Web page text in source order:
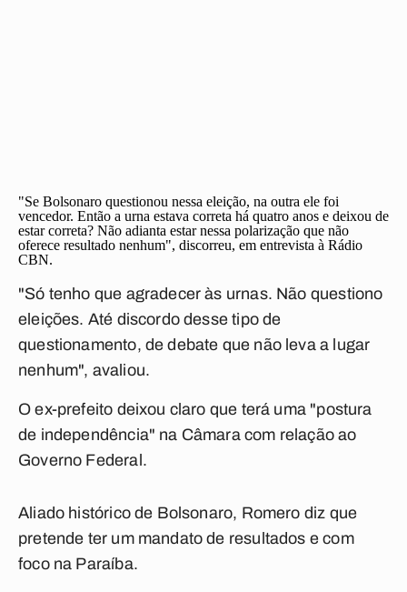
"Se Bolsonaro questionou nessa eleição, na outra ele foi
vencedor. Então a urna estava correta há quatro anos e deixou de
estar correta? Não adianta estar nessa polarização que não
oferece resultado nenhum", discorreu, em entrevista à Rádio
CBN.
"Só tenho que agradecer às urnas. Não questiono
eleições. Até discordo desse tipo de
questionamento, de debate que não leva a lugar
nenhum", avaliou.
O ex-prefeito deixou claro que terá uma "postura
de independência" na Câmara com relação ao
Governo Federal.
Aliado histórico de Bolsonaro, Romero diz que
pretende ter um mandato de resultados e com
foco na Paraíba.